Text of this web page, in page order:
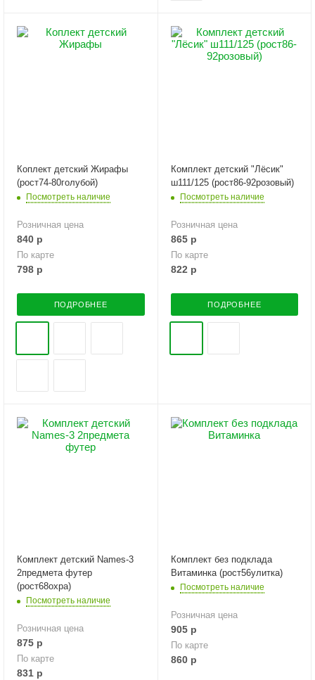
Коплект детский Жирафы
(рост74-80голубой)
Посмотреть наличие
Розничная цена
840 р
По карте
798 р
ПОДРОБНЕЕ
Комплект детский "Лёсик"
ш111/125 (рост86-92розовый)
Посмотреть наличие
Розничная цена
865р
По карте
822 р
ПОДРОБНЕЕ
Комплект детский Names-3
2предмета футер
(рост68охра)
Посмотреть наличие
Розничная цена
875 р
По карте
831 р
Комплект без подклада
Витаминка (рост56улитка)
Посмотреть наличие
Розничная цена
905р
По карте
860р